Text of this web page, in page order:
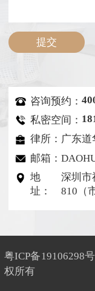
咨询预约：
私密空间：
律所：广东
邮箱：
地
址：
深圳市
810（
粤ICP备19106298
权所有